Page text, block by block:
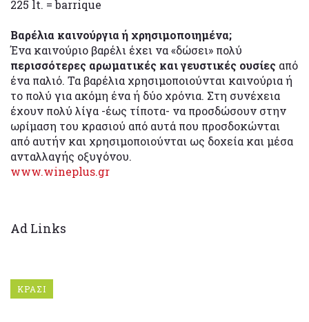
225 lt. = barrique
Βαρέλια καινούργια ή χρησιμοποιημένα;
Ένα καινούριο βαρέλι έχει να «δώσει» πολύ
περισσότερες αρωματικές και γευστικές ουσίες από
ένα παλιό. Τα βαρέλια χρησιμοποιούνται καινούρια ή
το πολύ για ακόμη ένα ή δύο χρόνια. Στη συνέχεια
έχουν πολύ λίγα -έως τίποτα- να προσδώσουν στην
ωρίμαση του κρασιού από αυτά που προσδοκώνται
από αυτήν και χρησιμοποιούνται ως δοχεία και μέσα
ανταλλαγής οξυγόνου.
www.wineplus.gr
Ad Links
ΚΡΑΣΙ